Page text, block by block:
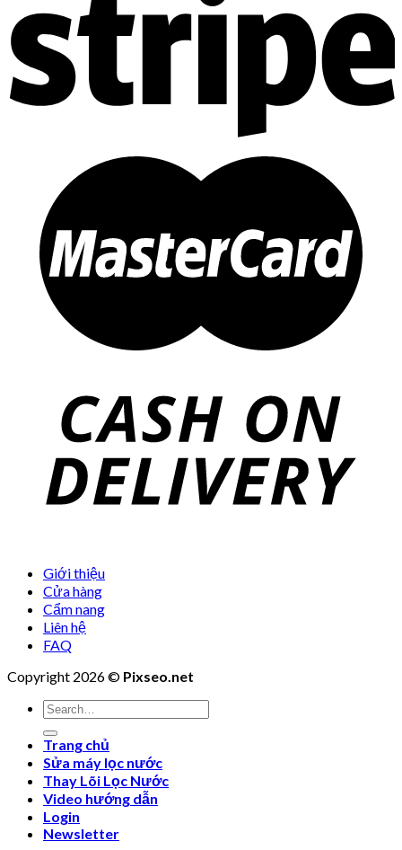
Giới thiệu
Cửa hàng
Cẩm nang
Liên hệ
FAQ
Copyright 2026 © Pixseo.net
Search
for:
Trang chủ
Sửa máy lọc nước
Thay Lõi Lọc Nước
Video hướng dẫn
Login
Newsletter